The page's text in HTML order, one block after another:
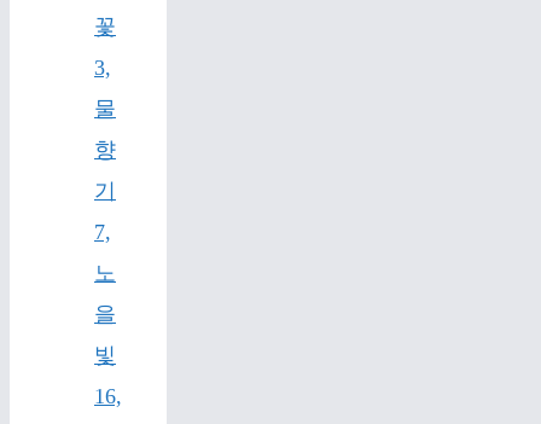
꽃
3,
물
향
기
7,
노
을
빛
16,